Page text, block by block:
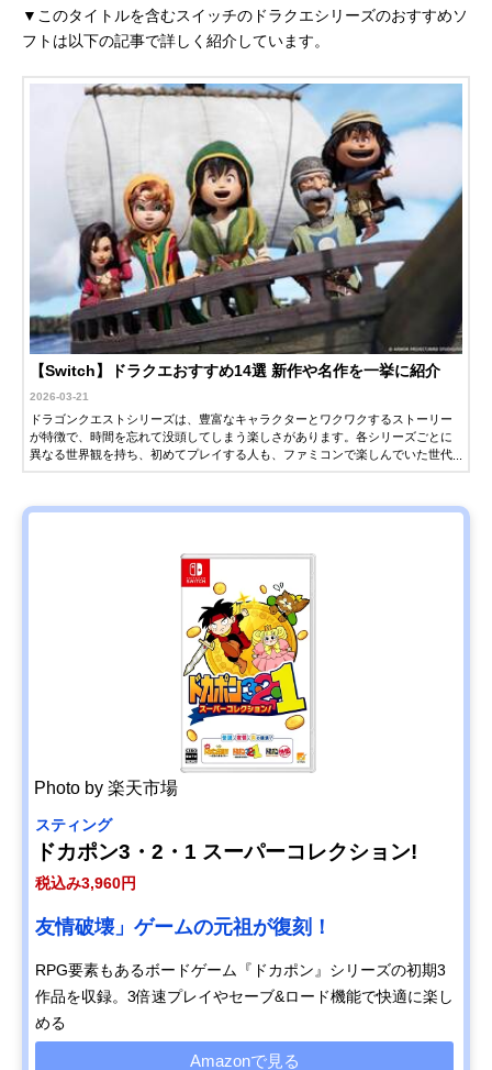
▼このタイトルを含むスイッチのドラクエシリーズのおすすめソ
フトは以下の記事で詳しく紹介しています。
【Switch】ドラクエおすすめ14選 新作や名作を一挙に紹介
2026-03-21
ドラゴンクエストシリーズは、豊富なキャラクターとワクワクするストーリー
が特徴で、時間を忘れて没頭してしまう楽しさがあります。各シリーズごとに
異なる世界観を持ち、初めてプレイする人も、ファミコンで楽しんでいた世代
まざまなソフトが発売されています。この記事では、スイッチで遊べるドラク
Photo by 楽天市場
スティング
ドカポン3・2・1 スーパーコレクション!
税込み3,960円
友情破壊」ゲームの元祖が復刻！
RPG要素もあるボードゲーム『ドカポン』シリーズの初期3
作品を収録。3倍速プレイやセーブ&ロード機能で快適に楽し
める
Amazonで見る